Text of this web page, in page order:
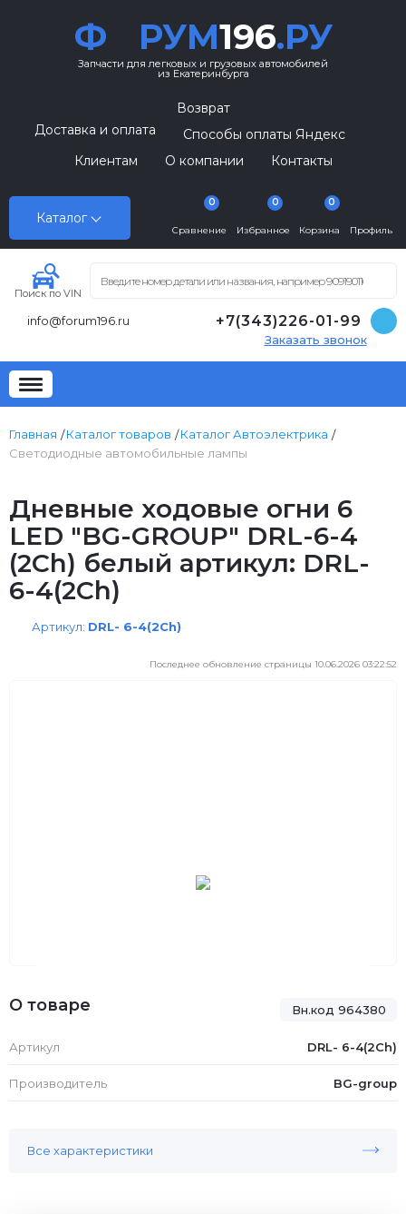
Ф РУМ196.РУ
Запчасти для легковых и грузовых автомобилей
из Екатеринбурга
Каталог
Возврат
Доставка и оплата
Способы оплаты Яндекс
Клиентам
О компании Контакты
Сравнение
0
Избранное
0
Корзина
0
Профиль
Поиск по VIN
info@forum196.ru +7(343)226-01-99
Заказать звонок
Главная Каталог товаров
Каталог Автоэлектрика
Светодиодные автомобильные лампы
Дневные ходовые огни 6
LED "BG-GROUP" DRL-6-4
(2Ch) белый артикул: DRL-
6-4(2Ch)
Артикул: DRL- 6-4(2Ch)
Последнее обновление страницы 10.06.2026 03:22:52
Вн.код 964380
О товаре
Артикул DRL- 6-4(2Ch)
Производитель BG-group
Все характеристики